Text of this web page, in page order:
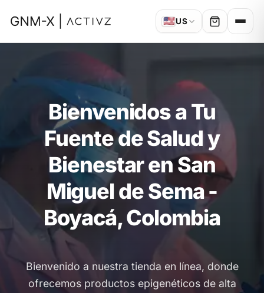
🇺🇸US
Bienvenidos a Tu
Fuente de Salud y
Bienestar en San
Miguel de Sema -
Boyacá, Colombia
Bienvenido a nuestra tienda en línea, donde
ofrecemos productos epigenéticos de alta